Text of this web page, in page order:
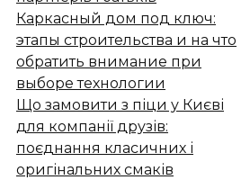
Каркасный дом под ключ:
этапы строительства и на что
обратить внимание при
выборе технологии
Що замовити з піци у Києві
для компанії друзів:
поєднання класичних і
оригінальних смаків